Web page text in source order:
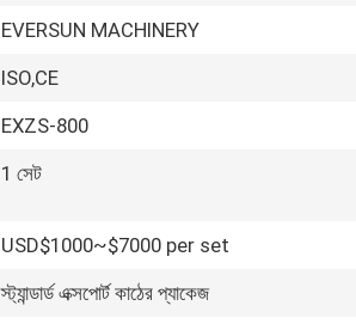
EVERSUN MACHINERY
ISO,CE
EXZS-800
1 সেট
USD$1000~$7000 per set
স্ট্যান্ডার্ড এক্সপোর্ট কাঠের প্যাকেজ